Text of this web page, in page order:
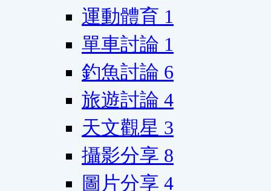
運動體育 1
單車討論 1
釣魚討論 6
旅遊討論 4
天文觀星 3
攝影分享 8
圖片分享 4